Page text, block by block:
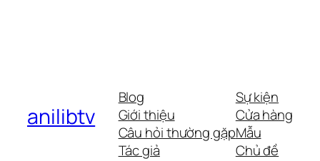
anilibtv
Blog
Giới thiệu
Câu hỏi thường gặp
Tác giả
Sự kiện
Cửa hàng
Mẫu
Chủ đề